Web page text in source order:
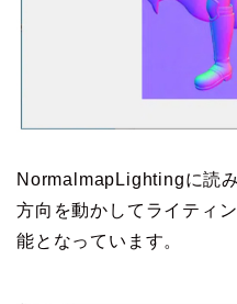
NormalmapLightingに読
方向を動かしてライティ
能となっています。